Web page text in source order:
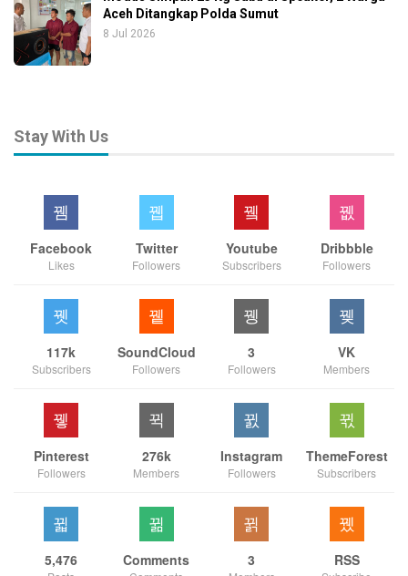
Aceh Ditangkap Polda Sumut
8 Jul 2026
Stay With Us
Facebook
Likes
Twitter
Followers
Youtube
Subscribers
Dribbble
Followers
117k
Subscribers
SoundCloud
Followers
3
Followers
VK
Members
Pinterest
Followers
276k
Members
Instagram
Followers
ThemeForest
Subscribers
5,476 Comments 3 RSS